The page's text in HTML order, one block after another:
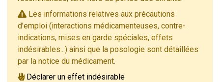
Les informations relatives aux précautions
d’emploi (interactions médicamenteuses, contre-
indications, mises en garde spéciales, effets
indésirables...) ainsi que la posologie sont détaillées
par la notice du médicament.
Déclarer un effet indésirable